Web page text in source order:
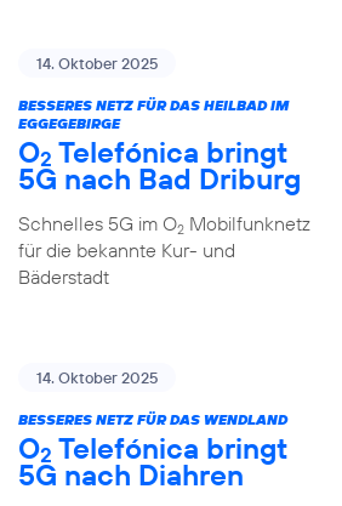
14. Oktober 2025
BESSERES NETZ FÜR DAS HEILBAD IM
EGGEGEBIRGE
O2 Telefónica bringt
5G nach Bad Driburg
Schnelles 5G im O2Mobilfunknetz
für die bekannte Kur- und
Bäderstadt
14. Oktober 2025
BESSERES NETZ FÜR DAS WENDLAND
O2 Telefónica bringt
5G nach Diahren